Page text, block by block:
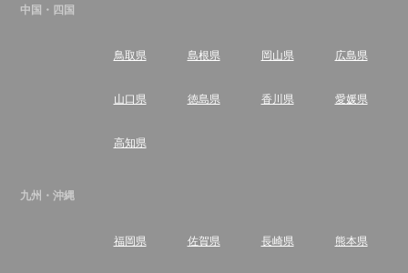
中国・四国
鳥取県 島根県 岡山県 広島県
山口県 徳島県 香川県 愛媛県
高知県
九州・沖縄
福岡県 佐賀県 長崎県 熊本県